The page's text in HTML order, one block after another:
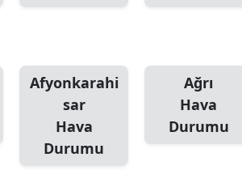
Afyonkarahi
sar
Hava
Durumu
Ağrı
Hava
Durumu